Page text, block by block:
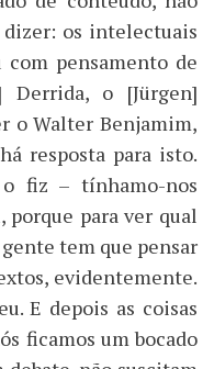
os intelectuais
com pensamento de
Derrida, o [Jürgen]
o Walter Benjamim,
resposta para isto.
fiz – tínhamo-nos
porque para ver qual
tem que pensar
evidentemente.
E depois as coisas
ficamos um bocado